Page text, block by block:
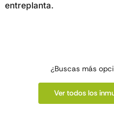
entreplanta.
¿Buscas más
Ver todos los